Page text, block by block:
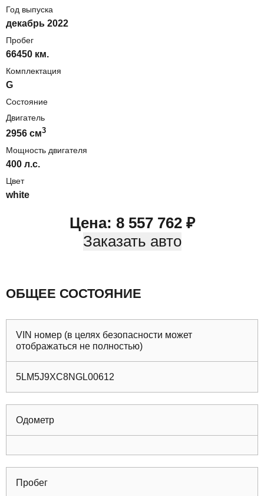
Год выпуска
декабрь 2022
Пробег
66450 км.
Комплектация
G
Состояние
Двигатель
2956 cм3
Мощность двигателя
400 л.с.
Цвет
white
Цена: 8 557 762₽
Заказать авто
ОБЩЕЕ СОСТОЯНИЕ
VIN номер (в целях безопасности может
отображаться не полностью)
5LM5J9XC8NGL00612
Одометр
Пробег